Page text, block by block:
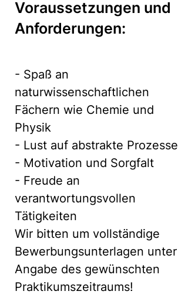
Voraussetzungen und
Anforderungen:
- Spaß an
naturwissenschaftlichen
Fächern wie Chemie und
Physik
- Lust auf abstrakte Prozesse
- Motivation und Sorgfalt
- Freude an
verantwortungsvollen
Tätigkeiten
Wir bitten um vollständige
Bewerbungsunterlagen unter
Angabe des gewünschten
Praktikumszeitraums!